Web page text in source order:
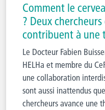
Comment le
? Deux chercheurs
contribuent à une
Le Docteur Fabien
HELHa et membre du
une collaboration
sont aussi inattendus
chercheurs avance une